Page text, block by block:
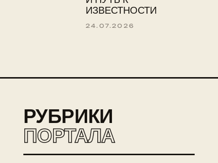
ИЗВЕСТНОСТИ
24.07.2026
РУБРИКИ
ПОРТАЛА